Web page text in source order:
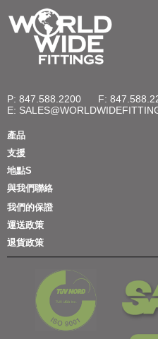
P: 847.588.2200
F:
E:
產品
支援
地點S
與我們聯絡
我們的保證
運送政策
退貨政策